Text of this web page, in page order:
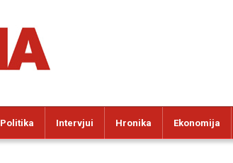
Politika Intervjui Hronika Ekonomija